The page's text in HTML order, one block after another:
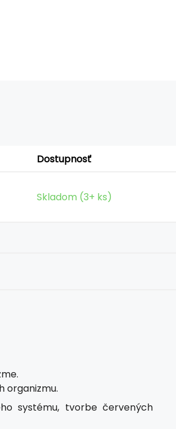
Dostupnosť
Skladom (3+ ks)
organizmu.
systému, tvorbe červených